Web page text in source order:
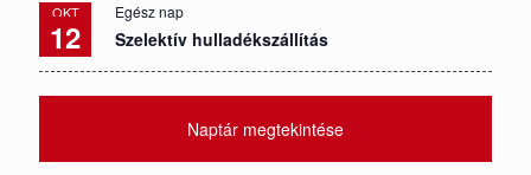
OKT
12
Egész nap
Szelektív hulladékszállítás
Naptár megtekintése